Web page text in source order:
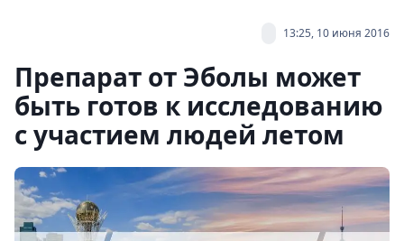
13:25, 10 июня 2016
Препарат от Эболы может
быть готов к исследованию
с участием людей летом